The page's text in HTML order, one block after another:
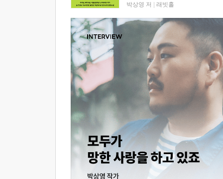
박상영 저 래빗홀